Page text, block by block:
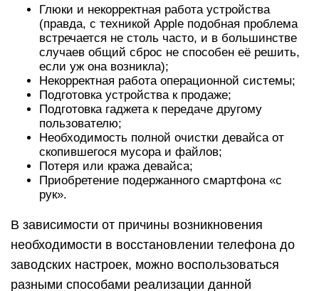
Глюки и некорректная работа устройства
(правда, с техникой Apple подобная проблема
встречается не столь часто, и в большинстве
случаев общий сброс не способен её решить,
если уж она возникла);
Некорректная работа операционной системы;
Подготовка устройства к продаже;
Подготовка гаджета к передаче другому
пользователю;
Необходимость полной очистки девайса от
скопившегося мусора и файлов;
Потеря или кража девайса;
Приобретение подержанного смартфона «с
рук».
В зависимости от причины возникновения
необходимости в восстановлении телефона до
заводских настроек, можно воспользоваться
разными способами реализации данной